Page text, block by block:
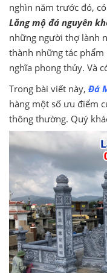
nghìn năm trước đó,
Lăng mộ đá nguyên
những người thợ lành
thành những tác
nghĩa phong thủy. Và
Trong bài viết này, Đá
hàng một số ưu điểm
thông thường. Quý